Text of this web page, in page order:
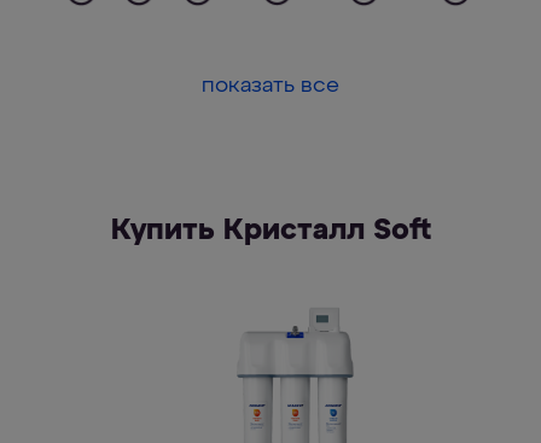
показать все
Купить Кристалл Soft